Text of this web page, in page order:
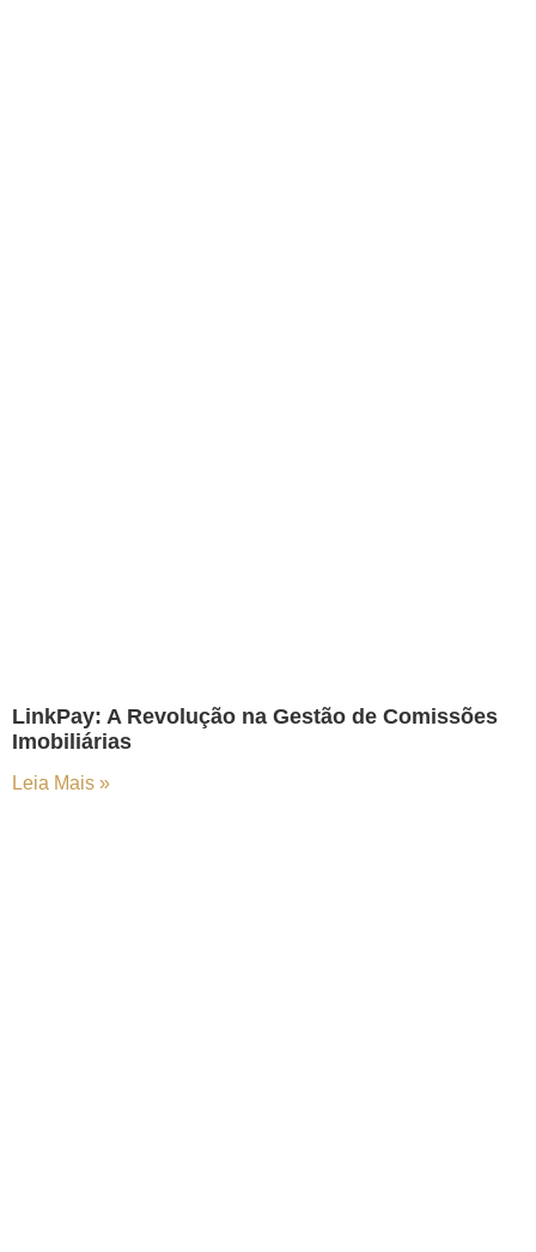
LinkPay: A Revolução na Gestão de Comissões
Imobiliárias
Leia Mais »